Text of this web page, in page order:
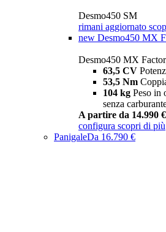
Desmo450 SM
rimani aggiornato
new Desmo450 MX
Desmo450 MX
63,5 CV
53,5 Nm
104 kg Peso in
senza
A partire da 14.990 €
configura scopri di più
PanigaleDa 16.790 €